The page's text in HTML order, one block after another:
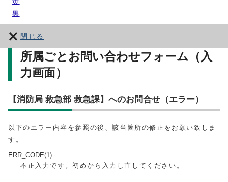
黒
閉じる
所属ごとお問い合わせフォーム（入
力画面）
【消防局 救急部 救急課】へのお問合せ（エラー）
以下のエラー内容を参照の後、該当箇所の修正をお願い致しま
す。
ERR_CODE(1)
不正入力です。初めから入力し直してください。